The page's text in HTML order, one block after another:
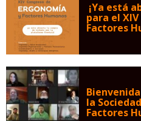
¡Ya está
para el
Factores
la
Factores